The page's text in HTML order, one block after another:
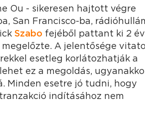
Ou - sikeresen hajtott végre
San Francisco-ba,
Szabo fejéből pattant ki 2
megelőzte. A jelentősége
esetleg korlátozhatják a
ez a megoldás,
Minden esetre jó tudni, hogy
indításához nem